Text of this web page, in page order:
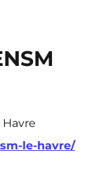
Havre
le-havre/